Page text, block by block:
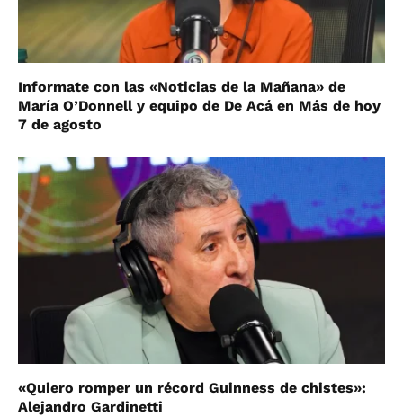
Informate con las «Noticias de la Mañana» de
María O’Donnell y equipo de De Acá en Más de hoy
7 de agosto
«Quiero romper un récord Guinness de chistes»:
Alejandro Gardinetti